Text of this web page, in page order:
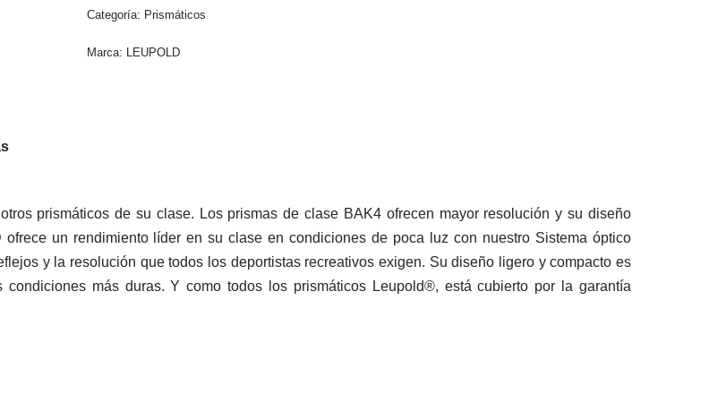
Categoría: Prismáticos
Marca: LEUPOLD
prismáticos de su clase. Los prismas de clase BAK4 ofrecen mayor resolución y su diseño
un rendimiento líder en su clase en condiciones de poca luz con nuestro Sistema óptico
y la resolución que todos los deportistas recreativos exigen. Su diseño ligero y compacto es
más duras. Y como todos los prismáticos Leupold®, está cubierto por la garantía